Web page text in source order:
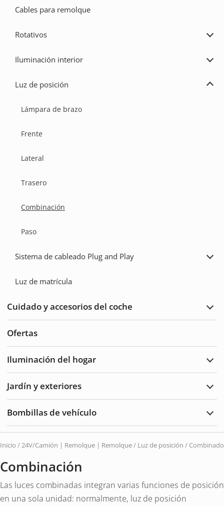
Cables para remolque
Rotativos
Iluminación interior
Luz de posición
Lámpara de brazo
Frente
Lateral
Trasero
Combinación
Paso
Sistema de cableado Plug and Play
Play
Luz de matrícula
Cuidado y accesorios del coche
Ofertas
Iluminación del hogar
Jardín y exteriores
Bombillas de vehículo
de
Inicio /24V/Camión | Remolque | Remolque/ Luz de posición / Combinado
Combinación
Las luces combinadas integran varias funciones de posición
en una sola unidad: normalmente, luz de posición